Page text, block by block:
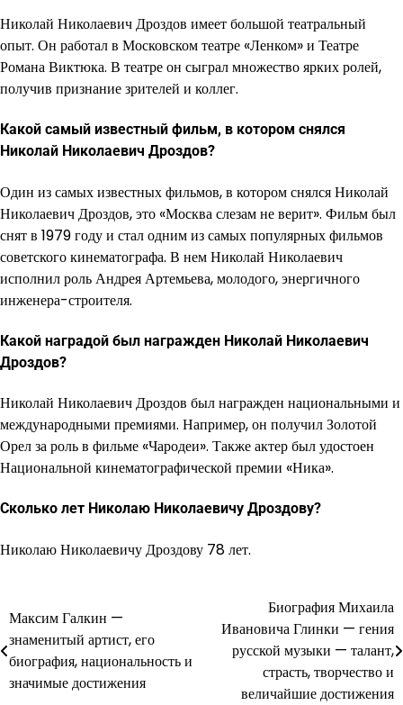
Николай Николаевич Дроздов имеет большой театральный
опыт. Он работал в Московском театре «Ленком» и Театре
Романа Виктюка. В театре он сыграл множество ярких ролей,
получив признание зрителей и коллег.
Какой самый известный фильм, в котором снялся
Николай Николаевич Дроздов?
Один из самых известных фильмов, в котором снялся Николай
Николаевич Дроздов, это «Москва слезам не верит». Фильм был
снят в 1979 году и стал одним из самых популярных фильмов
советского кинематографа. В нем Николай Николаевич
исполнил роль Андрея Артемьева, молодого, энергичного
инженера-строителя.
Какой наградой был награжден Николай Николаевич
Дроздов?
Николай Николаевич Дроздов был награжден национальными и
международными премиями. Например, он получил Золотой
Орел за роль в фильме «Чародеи». Также актер был удостоен
Национальной кинематографической премии «Ника».
Сколько лет Николаю Николаевичу Дроздову?
Николаю Николаевичу Дроздову 78 лет.
Навигация
по
записям
Максим Галкин —
знаменитый артист, его
биография, национальность и
значимые достижения
Биография Михаила
Ивановича Глинки — гения
русской музыки — талант,
страсть, творчество и
величайшие достижения